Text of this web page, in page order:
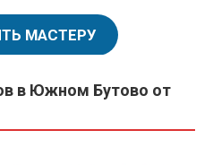
МАСТЕРУ
в Южном Бутово от